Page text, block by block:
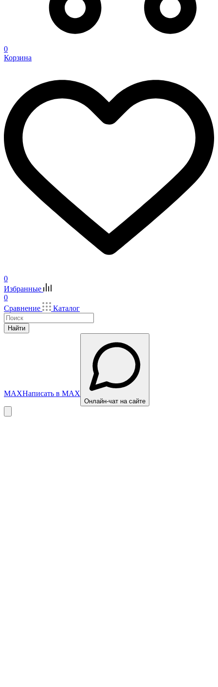
0
Корзина
0
Избранные
0
Сравнение
Каталог
Найти
MAXНаписать в MAX
Онлайн-чат на сайте